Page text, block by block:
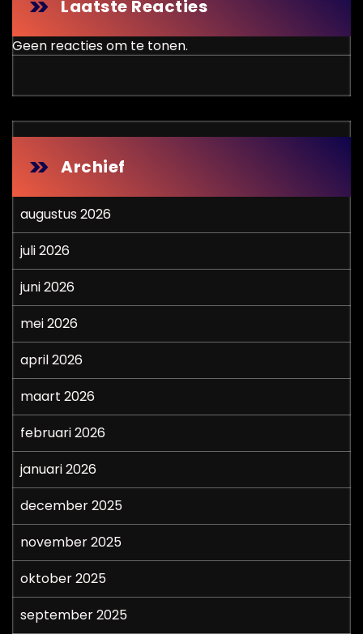
Laatste Reacties
Geen reacties om te tonen.
Archief
augustus 2026
juli 2026
juni 2026
mei 2026
april 2026
maart 2026
februari 2026
januari 2026
december 2025
november 2025
oktober 2025
september 2025